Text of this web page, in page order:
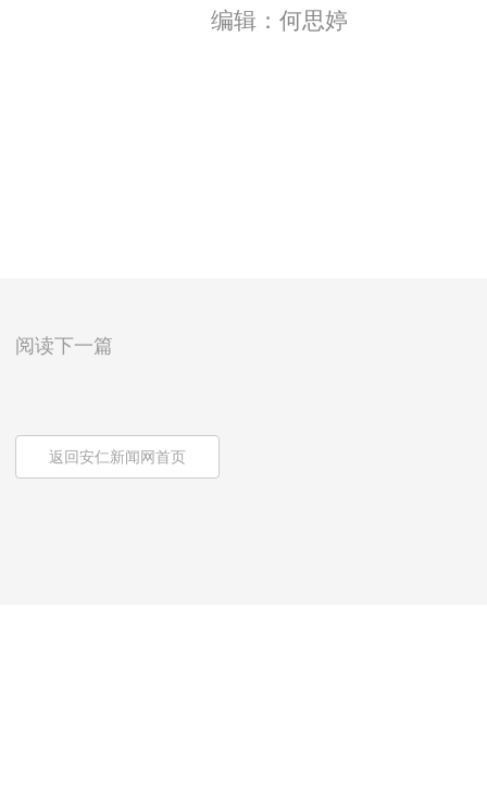
编辑：何思婷
阅读下一篇
返回安仁新闻网首页